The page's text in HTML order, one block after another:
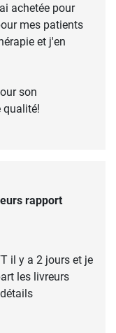
achetée pour
mes patients
et j'en
son
qualité!
rapport
il y a 2 jours et je
les livreurs